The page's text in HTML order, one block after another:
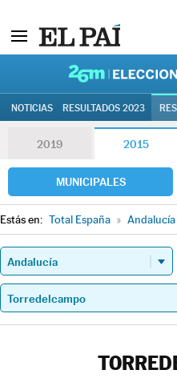
NOTICIAS RESULTADOS 2023
2019 2015
MUNICIPALES
Estás en: Total España » Andalucía